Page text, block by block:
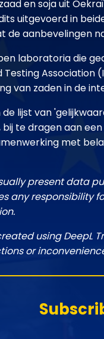
en soja uit
uitgevoerd in
de aanbevelingen
laboratoria die
Association
van zaden in de
lijst van
te dragen aan
met
present data
any responsibility
using DeepL
or